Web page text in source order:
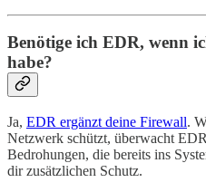
Benötige ich EDR, wenn
habe?
Ja, EDR ergänzt deine Firewall.
Netzwerk schützt, überwacht
Bedrohungen, die bereits ins
dir zusätzlichen Schutz.